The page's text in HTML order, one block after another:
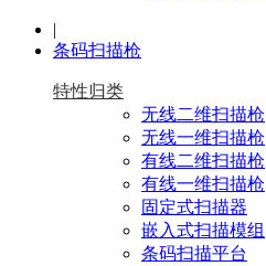
|
条码扫描枪
特性归类
无线二维扫描枪
无线一维扫描枪
有线二维扫描枪
有线一维扫描枪
固定式扫描器
嵌入式扫描模组
条码扫描平台